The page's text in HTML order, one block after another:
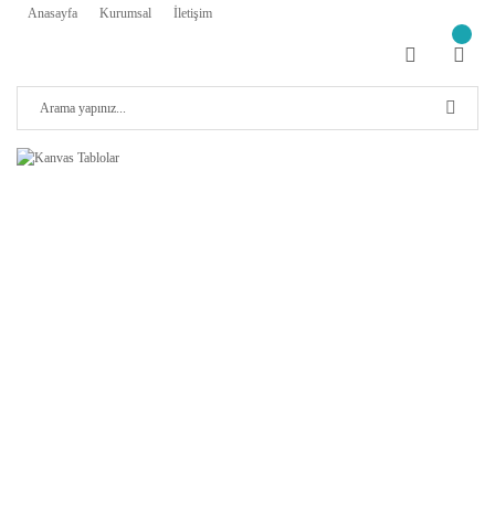
Anasayfa Kurumsal İletişim